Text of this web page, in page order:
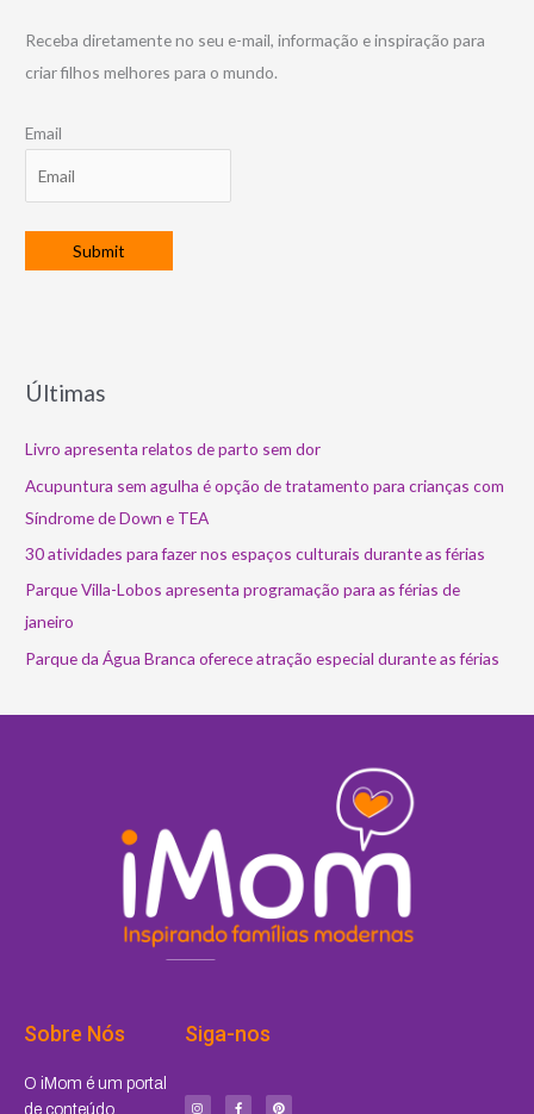
Receba diretamente no seu e-mail, informação e inspiração para
criar filhos melhores para o mundo.
Email
Últimas
Livro apresenta relatos de parto sem dor
Acupuntura sem agulha é opção de tratamento para crianças com
Síndrome de Down e TEA
30 atividades para fazer nos espaços culturais durante as férias
Parque Villa-Lobos apresenta programação para as férias de
janeiro
Parque da Água Branca oferece atração especial durante as férias
Sobre Nós
O iMom é um portal
de conteúdo
Siga-nos
c
n